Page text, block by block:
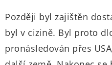
Později byl zajištěn
byl v cizině. Byl proto
pronásledován přes